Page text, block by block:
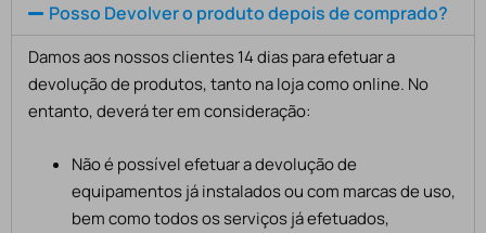
Posso Devolver o produto depois de comprado?
Damos aos nossos clientes 14 dias para efetuar a
devolução de produtos, tanto na loja como online. No
entanto, deverá ter em consideração:
Não é possível efetuar a devolução de
equipamentos já instalados ou com marcas de uso,
bem como todos os serviços já efetuados,